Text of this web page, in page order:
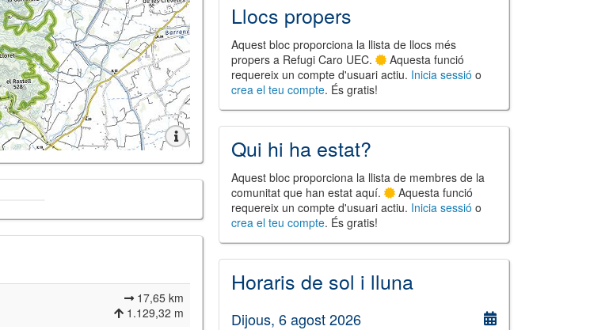
17,65 km
1.129,32 m
Llocs propers
Aquest bloc proporciona la llista de llocs més
propers a Refugi Caro UEC.
Aquesta funció
requereix un compte d'usuari actiu. Inicia sessió o
crea el teu compte. És gratis!
Qui hi ha estat?
Aquest bloc proporciona la llista de membres de la
comunitat que han estat aquí.
Aquesta funció
requereix un compte d'usuari actiu. Inicia sessió o
crea el teu compte. És gratis!
Horaris de sol i lluna
Dijous, 6 agost 2026